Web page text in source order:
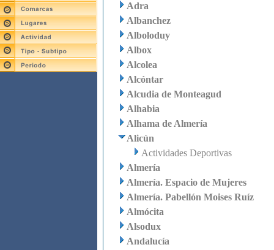
Adra
Albanchez
Alboloduy
Albox
Alcolea
Alcóntar
Alcudia de Monteagud
Alhabia
Alhama de Almería
Alicún
Actividades Deportivas
Almería
Almería. Espacio de Mujeres
Almería. Pabellón Moises Ruíz
Almócita
Alsodux
Andalucía